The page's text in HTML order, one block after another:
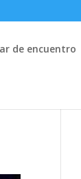
de encuentro